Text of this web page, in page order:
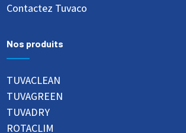
Contactez Tuvaco
Nos produits
TUVACLEAN
TUVAGREEN
TUVADRY
ROTACLIM